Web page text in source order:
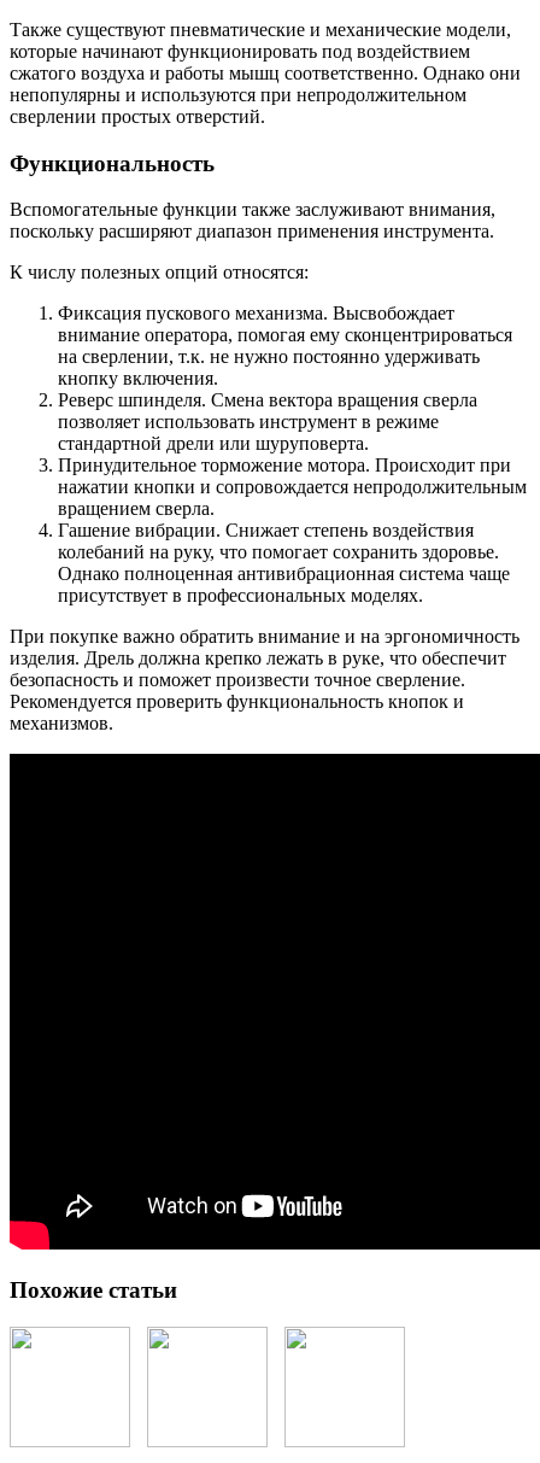
Также существуют пневматические и механические модели,
которые начинают функционировать под воздействием
сжатого воздуха и работы мышц соответственно. Однако они
непопулярны и используются при непродолжительном
сверлении простых отверстий.
Функциональность
Вспомогательные функции также заслуживают внимания,
поскольку расширяют диапазон применения инструмента.
К числу полезных опций относятся:
Фиксация пускового механизма. Высвобождает
внимание оператора, помогая ему сконцентрироваться
на сверлении, т.к. не нужно постоянно удерживать
кнопку включения.
Реверс шпинделя. Смена вектора вращения сверла
позволяет использовать инструмент в режиме
стандартной дрели или шуруповерта.
Принудительное торможение мотора. Происходит при
нажатии кнопки и сопровождается непродолжительным
вращением сверла.
Гашение вибрации. Снижает степень воздействия
колебаний на руку, что помогает сохранить здоровье.
Однако полноценная антивибрационная система чаще
присутствует в профессиональных моделях.
При покупке важно обратить внимание и на эргономичность
изделия. Дрель должна крепко лежать в руке, что обеспечит
безопасность и поможет произвести точное сверление.
Рекомендуется проверить функциональность кнопок и
механизмов.
Похожие статьи